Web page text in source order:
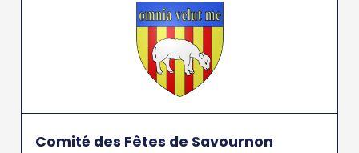
Comité des Fêtes de Savournon